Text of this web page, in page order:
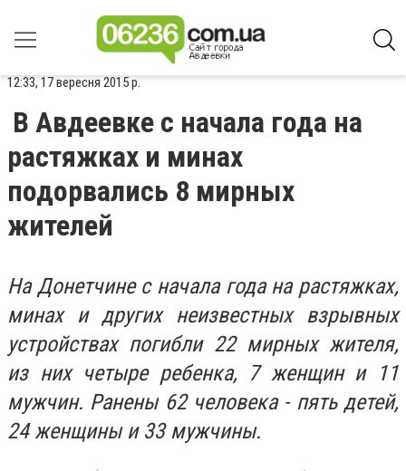
12:33, 17 вересня 2015 р.
В Авдеевке с начала года на
растяжках и минах
подорвались 8 мирных
жителей
На Донетчине с начала года на растяжках,
минах и других неизвестных взрывных
устройствах погибли 22 мирных жителя,
из них четыре ребенка, 7 женщин и 11
мужчин. Ранены 62 человека - пять детей,
24 женщины и 33 мужчины.